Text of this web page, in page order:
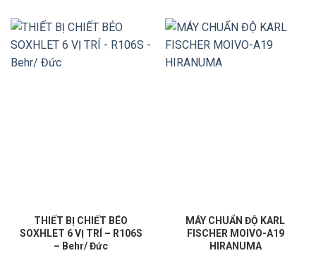
THIẾT BỊ CHIẾT BÉO
SOXHLET 6 VỊ TRÍ – R106S
– Behr/ Đức
MÁY CHUẨN ĐỘ KARL
FISCHER MOIVO-A19
HIRANUMA